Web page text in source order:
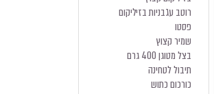
רוטב עגבניות בזיליקום
פסטו
שמיר קצוץ
בצל מטוגן 400 גרם
תיבול לטחינה
כורכום כתוש